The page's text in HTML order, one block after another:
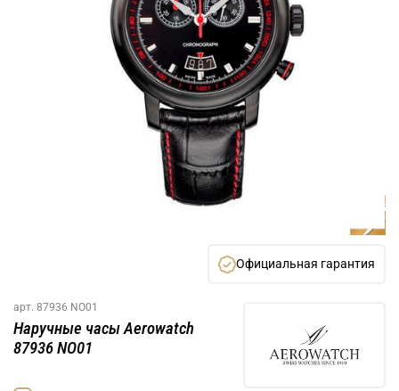
Официальная гарантия
арт. 87936 NO01
Наручные часы Aerowatch
87936 NO01